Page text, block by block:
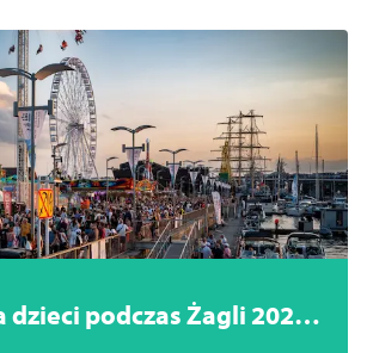
dzieci podczas Żagli 2026.